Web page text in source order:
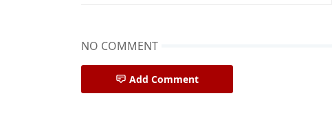
NO COMMENT
Add Comment